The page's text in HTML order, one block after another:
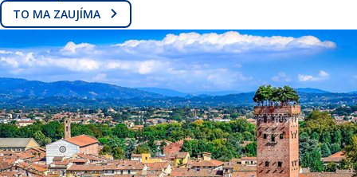
TO MA ZAUJÍMA